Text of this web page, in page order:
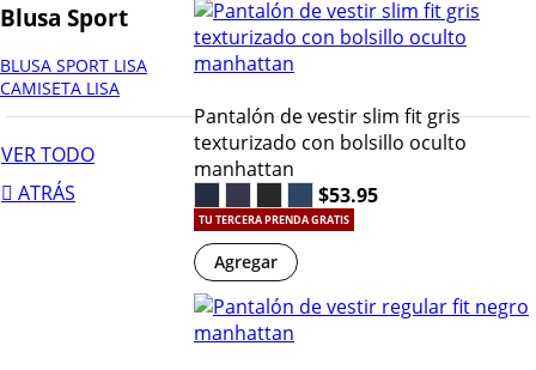
Blusa Sport
BLUSA SPORT LISA
CAMISETA LISA
VER TODO
ATRÁS
Pantalón de vestir slim fit gris
texturizado con bolsillo oculto
manhattan
$53.95
TU TERCERA PRENDA GRATIS
Agregar